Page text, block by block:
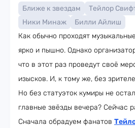
Ближе к звездам Тейлор
Ники Минаж
Билли Айлиш
Как обычно проходят
ярко и пышно. Однако
что в этот раз проведут своё
изысков. И, к тому же, без
Но без статуэток кумиры не
главные звёзды вечера? Сейчас
Сначала обрадуем фанатов